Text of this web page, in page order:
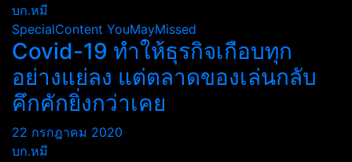
บก.หมี
SpecialContent YouMayMissed
Covid-19 ทำให้ธุรกิจเกือบทุก
อย่างแย่ลง แต่ตลาดของเล่นกลับ
คึกคักยิ่งกว่าเคย
22 กรกฎาคม 2020
บก.หมี